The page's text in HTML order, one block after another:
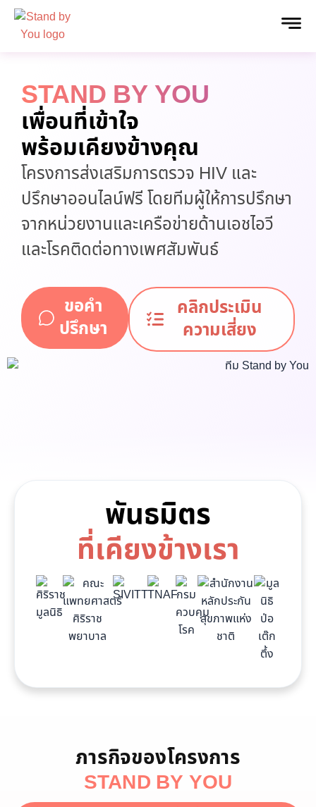
STAND BY YOU
เพื่อนที่เข้าใจ
พร้อมเคียงข้างคุณ
โครงการส่งเสริมการตรวจ HIV และ
ปรึกษาออนไลน์ฟรี โดยทีมผู้ให้การปรึกษา
จากหน่วยงานและเครือข่ายด้านเอชไอวี
และโรคติดต่อทางเพศสัมพันธ์
ขอคำ
ปรึกษา
คลิกประเมิน
ความเสี่ยง
พันธมิตร
ที่เคียงข้างเรา
ภารกิจของโครงการ
STAND BY YOU